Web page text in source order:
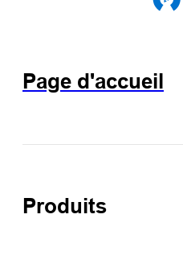
Page d'accueil
Produits